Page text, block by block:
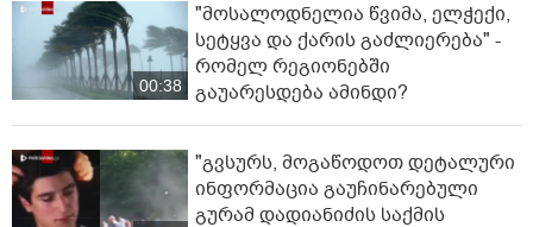
00:38
"მოსალოდნელია წვიმა, ელ­ჭე­ქი,
სე­ტყვა და ქა­რის გაძ­ლი­ე­რე­ბა" -
რომელ რეგიონებში
გაუარესდება ამინდი?
"გვსურს, მოგაწოდოთ დეტალური
ინფორმაცია გაუჩინარებული
გურამ დადიანიძის საქმის